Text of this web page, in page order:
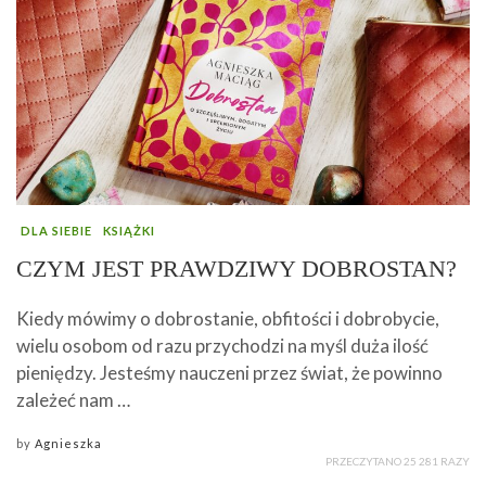
DLA SIEBIE KSIĄŻKI
CZYM JEST PRAWDZIWY DOBROSTAN?
Kiedy mówimy o dobrostanie, obfitości i dobrobycie,
wielu osobom od razu przychodzi na myśl duża ilość
pieniędzy. Jesteśmy nauczeni przez świat, że powinno
zależeć nam …
by Agnieszka
PRZECZYTANO 25 281 RAZY